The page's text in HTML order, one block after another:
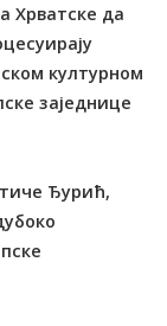
Хрватске да
културном
заједнице
Ђурић,